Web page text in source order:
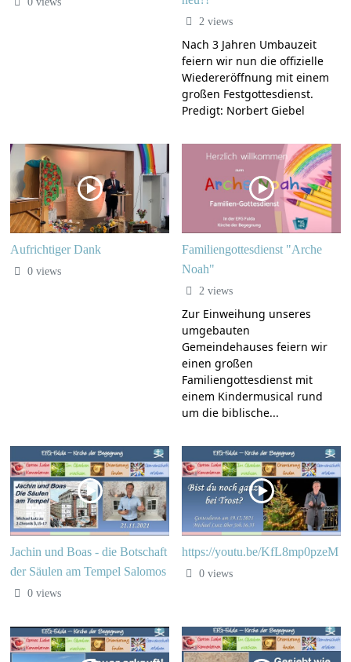
2 views
Nach 3 Jahren Umbauzeit
feiern wir nun die offizielle
Wiedereröffnung mit einem
großen Festgottesdienst.
Predigt: Norbert Giebel
Aufrichtiger Dank
0 views
Familiengottesdienst "Arche
Noah"
2 views
Zur Einweihung unseres
umgebauten
Gemeindehauses feiern wir
einen großen
Familiengottesdienst mit
einem Kindermusical rund
um die biblische...
Jachin und Boas - die Botschaft
der Säulen am Tempel Salomos
0 views
https://youtu.be/KfL8mp0pzeM
0 views